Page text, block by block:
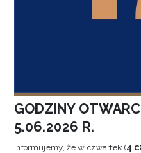
GODZINY
5.06.2026 R.
Informujemy, że w czwartek (4